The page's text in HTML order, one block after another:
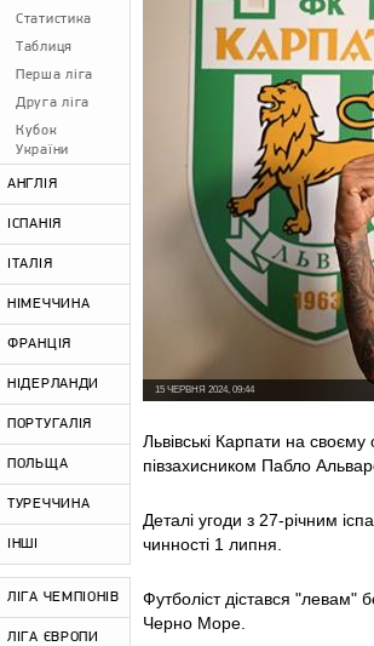
Статистика
Таблиця
Перша ліга
Друга ліга
Кубок
України
АНГЛІЯ
ІСПАНІЯ
ІТАЛІЯ
НІМЕЧЧИНА
ФРАНЦІЯ
НІДЕРЛАНДИ
ПОРТУГАЛІЯ
ПОЛЬЩА
ТУРЕЧЧИНА
ІНШІ
ЛІГА ЧЕМПІОНІВ
ЛІГА ЄВРОПИ
15 ЧЕРВНЯ 2024, 09:44
Львівські Карпати на
півзахисником Пабло
Деталі угоди з 27-річним
чинності 1 липня.
Футболіст дістався "левам"
Черно Море.